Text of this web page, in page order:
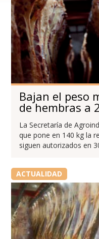
Bajan el peso
de hembras a
La Secretaría de
que pone en 140 kg la
siguen autorizados en
ACTUALIDAD